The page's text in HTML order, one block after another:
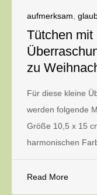
aufmerksam
Tütchen
zu
Für diese kleine
werden folgende
Größe 10,5 x 15
harmonischen
Read More